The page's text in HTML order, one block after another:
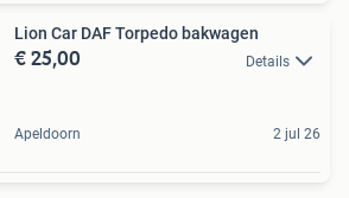
Lion Car DAF Torpedo bakwagen
€ 25,00 Details
Apeldoorn 2 jul 26